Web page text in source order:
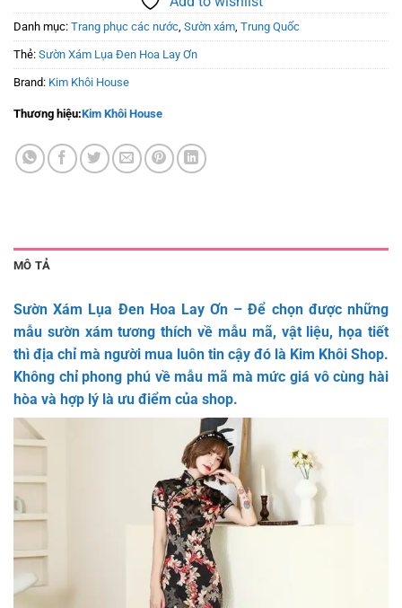
Danh mục: Trang phục các nước, Sườn xám, Trung Quốc
Thẻ: Sườn Xám Lụa Đen Hoa Lay Ơn
Brand: Kim Khôi House
Thương hiệu:Kim Khôi House
MÔ TẢ
Sườn Xám Lụa Đen Hoa Lay Ơn – Để chọn được những
mẫu sườn xám tương thích về mẫu mã, vật liệu, họa tiết
thì địa chỉ mà người mua luôn tin cậy đó là Kim Khôi Shop.
Không chỉ phong phú về mẫu mã mà mức giá vô cùng hài
hòa và hợp lý là ưu điểm của shop.